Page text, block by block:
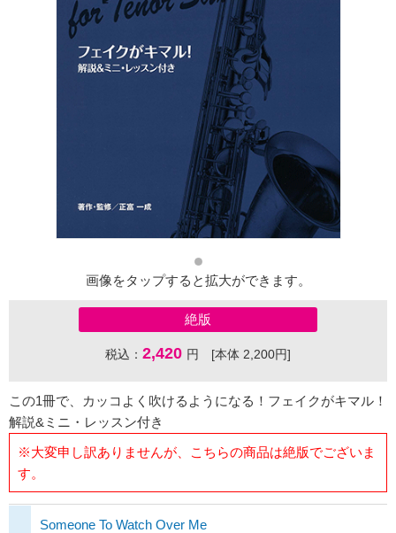
画像をタップすると拡大ができます。
絶版
税込： 2,420 円 [本体 2,200円]
この1冊で、カッコよく吹けるようになる！フェイクがキマル！
解説&ミニ・レッスン付き
※大変申し訳ありませんが、こちらの商品は絶版でございま
す。
Someone To Watch Over Me